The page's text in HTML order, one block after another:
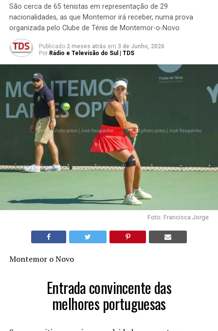
São cerca de 65 tenistas em representação de 29
nacionalidades, as que Montemor irá receber, numa prova
organizada pelo Clube de Ténis de Montemor-o-Novo
Publicado 2 meses atrás em 3 de Junho, 2026
Por Rádio e Televisão do Sul | TDS
Foto: Francisca Jorge
Montemor o Novo
Entrada convincente das
melhores portuguesas